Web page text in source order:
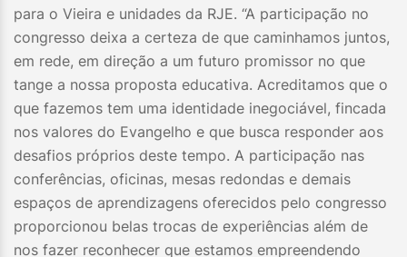
para o Vieira e unidades da RJE. “A participação no
congresso deixa a certeza de que caminhamos juntos,
em rede, em direção a um futuro promissor no que
tange a nossa proposta educativa. Acreditamos que o
que fazemos tem uma identidade inegociável, fincada
nos valores do Evangelho e que busca responder aos
desafios próprios deste tempo. A participação nas
conferências, oficinas, mesas redondas e demais
espaços de aprendizagens oferecidos pelo congresso
proporcionou belas trocas de experiências além de
nos fazer reconhecer que estamos empreendendo